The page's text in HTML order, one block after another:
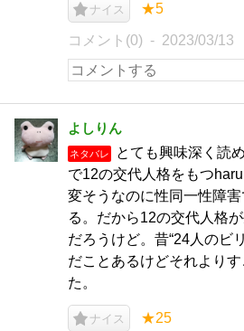
ナイス ★5
コメント(0) 2023/03/13
よしりん
ネタバレ
とても興味深く読
で12の交代人格をもつ
変そうなのに性同一性障
る。だから12の交代人格
だろうけど。昔“24人のビ
だことあるけどそれより
た。
ナイス ★25